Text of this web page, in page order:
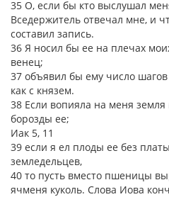
35 О, если бы кто выслушал
Вседержитель отвечал мне, и
составил запись.
36 Я носил бы ее на плечах
венец;
37 объявил бы ему число
как с князем.
38 Если вопияла на меня
борозды ее;
Иак 5, 11
39 если я ел плоды ее без
земледельцев,
40 то пусть вместо пшеницы
ячменя куколь. Слова Иова